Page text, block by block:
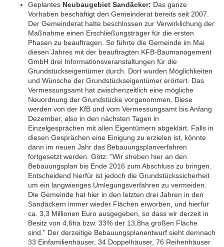
Geplantes Neubaugebiet Sandäcker: Das ganze
Vorhaben beschäftigt den Gemeinderat bereits seit 2007.
Der Gemeinderat hatte beschlossen zur Verwirklichung der
Maßnahme einen Erschließungsträger für die ersten
Phasen zu beauftragen. So führte die Gemeinde im Mai
diesen Jahres mit der beauftragten KFB-Baumanagement
GmbH drei Informationsveranstaltungen für die
Grundstückseigentümer durch. Dort wurden Möglichkeiten
und Wünsche der Grundstückseigentümer erörtert. Das
Vermessungsamt hat zwischenzeitlich eine mögliche
Neuordnung der Grundstücke vorgenommen. Diese
werden von der KfB und vom Vermessungsamt bis Anfang
Dezember, also in den nächsten Tagen in
Einzelgesprächen mit allen Eigentümern abgeklärt. Falls in
diesen Gesprächen eine Einigung zu erzielen ist, könnte
dann im neuen Jahr das Bebauungsplanverfahren
fortgesetzt werden. Götz: "Wir streben hier an den
Bebauungsplan bis Ende 2016 zum Abschluss zu bringen.
Entscheidend hierfür ist jedoch die Grundstückssicherheit
um ein langwieriges Umlegungsverfahren zu vermeiden.
Die Gemeinde hat hier in den letzten drei Jahren in den
Sandäckern immer wieder Flächen erworben, und hierfür
ca. 3,3 Millionen Euro ausgegeben, so dass wir derzeit in
Besitz von 4,6ha bzw. 33% der 13,8ha großen Fläche
sind." Der derzeitige Bebauungsplanentwurf sieht demnach
33 Einfamilienhäuser, 34 Doppelhäuser, 76 Reihenhäuser